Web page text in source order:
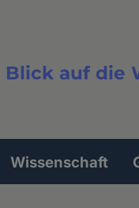
Blick auf die
Wissenschaft